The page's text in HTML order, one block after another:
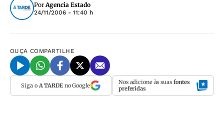
PorAgencia Estado
24/11/2006 - 11:40 h
OUÇA COMPARTILHE
Siga o A TARDEno Google Nos adicione às suas fontes
preferidas